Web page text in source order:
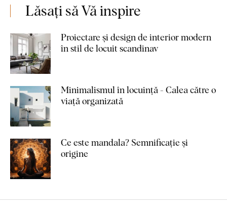
Lăsați să Vă inspire
Proiectare și design de interior modern
în stil de locuit scandinav
Minimalismul în locuință - Calea către o
viață organizată
Ce este mandala? Semnificație și
origine